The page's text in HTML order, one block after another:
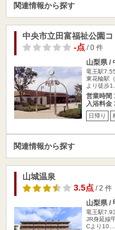
関連情報から探す
中央市立田富福祉公園
-点/ 0 件
山梨県 /
竜王駅
東花輪駅
より徒歩
営業時間
入浴料金
日帰り
関連情報から探す
山城温泉
3.5点/ 2 件
山梨県 /
竜王駅
JR身延線
Cより10…